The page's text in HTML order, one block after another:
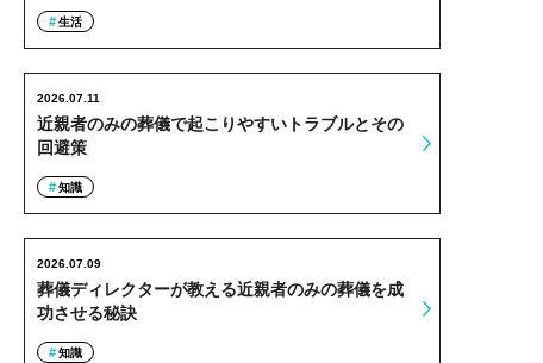
生活
近親者のみの葬儀で起こりやすいトラブルとその
回避策
2026.07.11
知識
葬儀ディレクターが教える近親者のみの葬儀を成
功させる秘訣
2026.07.09
知識